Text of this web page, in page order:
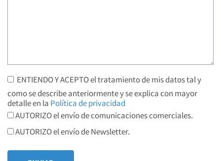
ENTIENDO Y ACEPTO el tratamiento de mis datos tal y
como se describe anteriormente y se explica con mayor
detalle en la Política de privacidad
AUTORIZO el envío de comunicaciones comerciales.
AUTORIZO el envío de Newsletter.